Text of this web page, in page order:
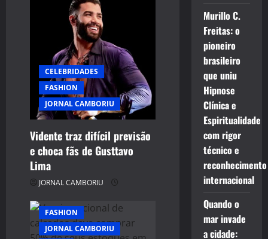
o
n
CELEBRIDADES
FASHION
JORNAL CAMBORIU
Vidente traz difícil previsão
e choca fãs de Gusttavo
Lima
JORNAL CAMBORIU
FASHION
JORNAL CAMBORIU
Murillo C.
Freitas: o
pioneiro
brasileiro
que uniu
Hipnose
Clínica e
Espiritualidade
com rigor
técnico e
reconhecimento
internacional
Quando o
mar invade
a cidade: